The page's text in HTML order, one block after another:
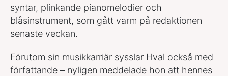
syntar, plinkande pianomelodier och
blåsinstrument, som gått varm på redaktionen
senaste veckan.
Förutom sin musikkarriär sysslar Hval också med
författande – nyligen meddelade hon att hennes